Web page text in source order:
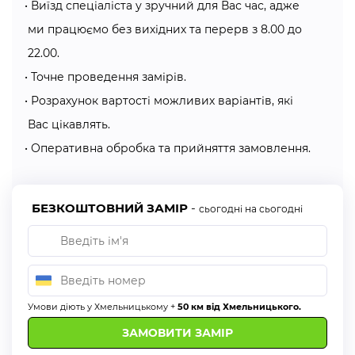
Зручні у використанні— оскільки ролети не
перекривають надходження повітря, на відміну від
щільних і суцільних гардин.
Види ролет, особливості їх конструкції чи механізму:
Компанія Алсер пропонує два типи механізмів ролет
день-ніч:
собою відкритий вал, на який намотується полотно
тканини. Цей тип є найбільш популярним завдяки своїй
нижчій вартості.
Ролети день-ніч закритого типу
закритий спеціальним коробом та є направляючим для
переміщення тканини. Даний тип більше захищає від
попадання сонячного світла в приміщення.
Виїзд спеціаліста у зручний для Вас час, адже
ми працюємо без вихідних та перерв з 8.00 до
22.00.
Точне проведення замірів.
Розрахунок вартості можливих варіантів, які
Вас цікавлять.
Оперативна обробка та прийняття замовлення.
БЕЗКОШТОВНИЙ ЗАМІР - сьогодні на сьогодні
Умови діють у Хмельницькому + 50 км від Хмельницького.